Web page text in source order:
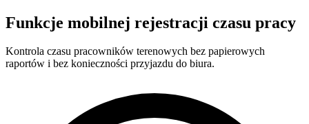
Funkcje mobilnej rejestracji czasu pracy
Kontrola czasu pracowników terenowych bez papierowych
raportów i bez konieczności przyjazdu do biura.